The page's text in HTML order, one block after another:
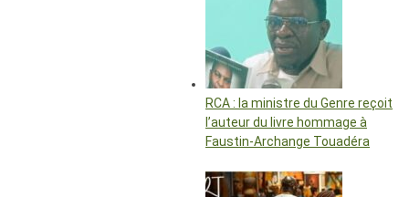
RCA : la ministre du Genre reçoit
l’auteur du livre hommage à
Faustin-Archange Touadéra